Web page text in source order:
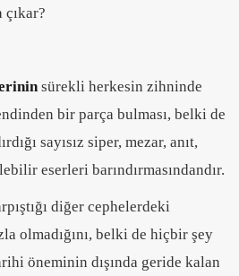
çıkar?
sürekli herkesin zihninde
bir parça bulması, belki de
sayısız siper, mezar, anıt,
eserleri barındırmasındandır.
diğer cephelerdeki
olmadığını, belki de hiçbir şey
öneminin dışında geride kalan